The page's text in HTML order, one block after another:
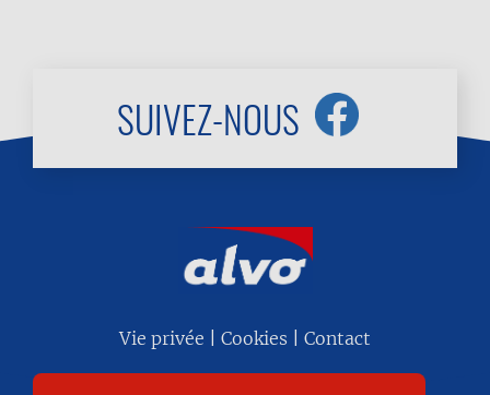
SUIVEZ-NOUS
Vie privée Cookies Contact